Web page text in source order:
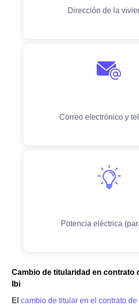
Cambio de titularidad en contrato
Ibi
El cambio de titular en el contrato